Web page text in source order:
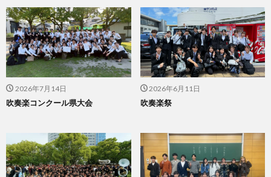
2026年7月14日
吹奏楽コンクール県大会
2026年6月11日
吹奏楽祭